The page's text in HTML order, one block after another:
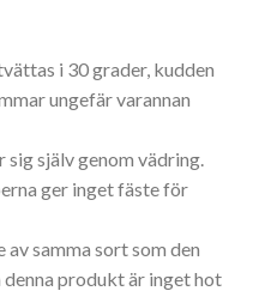
i 30 grader, kudden
ungefär varannan
själv genom vädring.
ger inget fäste för
av samma sort som den
denna produkt är inget hot